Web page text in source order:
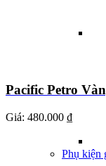
Phụ kiện
Pacific Petro
Giá: 480.000 ₫